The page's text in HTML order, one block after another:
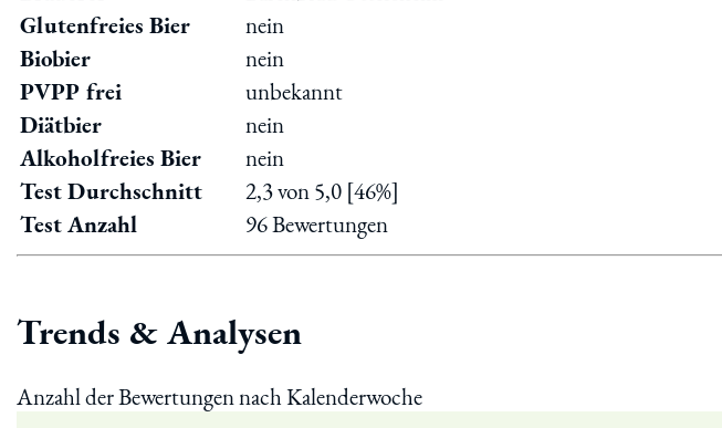
Glutenfreies Bier
nein
Biobier
nein
PVPP frei
unbekannt
Diätbier
nein
Alkoholfreies Bier
nein
Test Durchschnitt
2,3 von 5,0 [46%]
Test Anzahl
96 Bewertungen
Trends & Analysen
Anzahl der Bewertungen nach Kalenderwoche